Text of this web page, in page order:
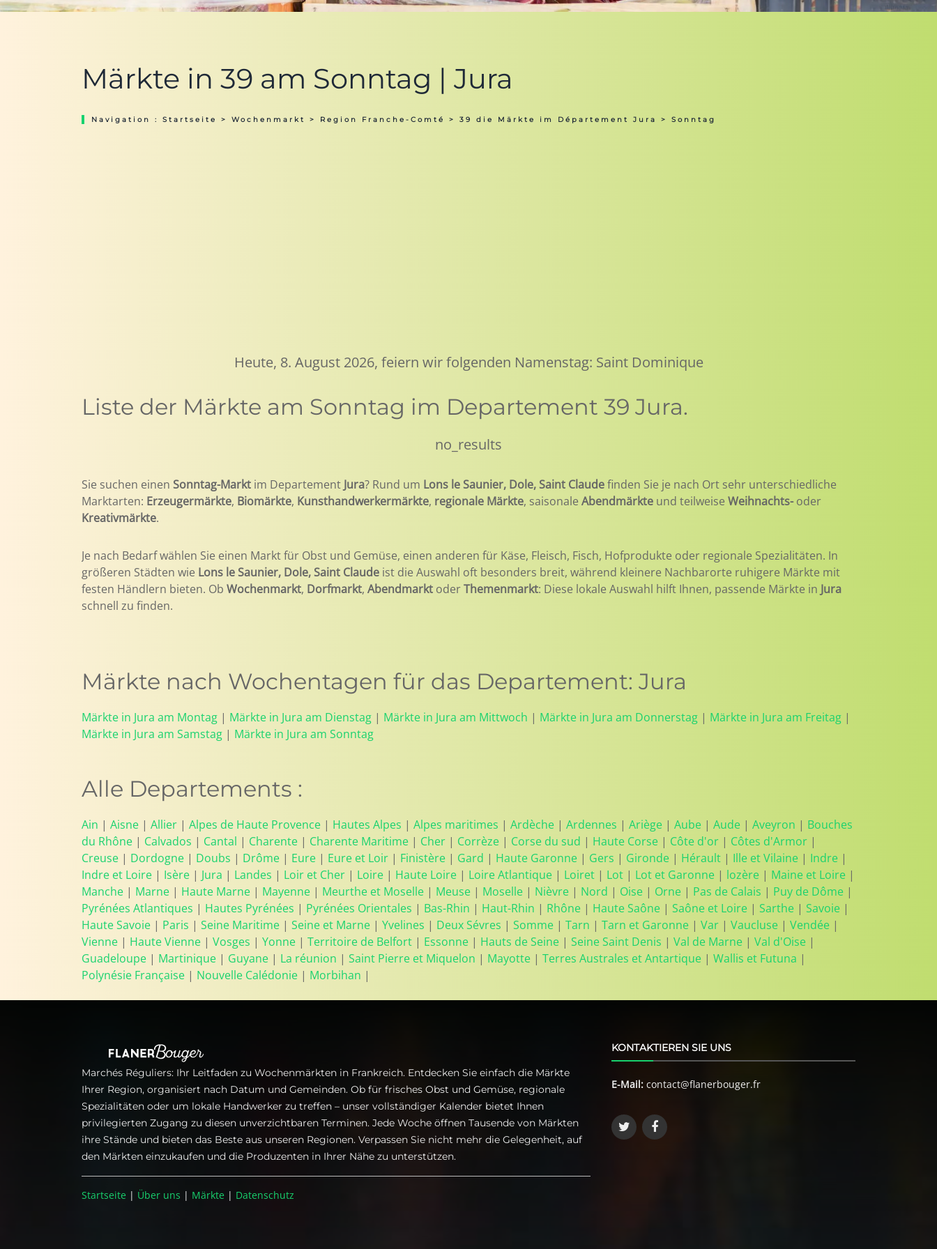
Märkte in 39 am Sonntag | Jura
Navigation : Startseite > Wochenmarkt > Region Franche-Comté > 39 die Märkte im Département Jura > Sonntag
Heute, 8. August 2026, feiern wir folgenden Namenstag: Saint Dominique
Liste der Märkte am Sonntag im Departement 39 Jura.
no_results
Sie suchen einen Sonntag-Markt im Departement Jura? Rund um Lons le Saunier, Dole, Saint Claudefinden Sie je nach Ort sehr unterschiedliche
Marktarten: Erzeugermärkte, Biomärkte, Kunsthandwerkermärkte, regionale Märkte, saisonale Abendmärkte und teilweise Weihnachts- oder
Kreativmärkte.
Je nach Bedarf wählen Sie einen Markt für Obst und Gemüse, einen anderen für Käse, Fleisch, Fisch, Hofprodukte oder regionale Spezialitäten. In
größeren Städten wie Lons le Saunier, Dole, Saint Claude ist die Auswahl oft besonders breit, während kleinere Nachbarorte ruhigere Märkte mit
festen Händlern bieten. Ob Wochenmarkt, Dorfmarkt, Abendmarkt oderThemenmarkt: Diese lokale Auswahl hilft Ihnen, passende Märkte in Jura
schnell zu finden.
Märkte nach Wochentagen für das Departement: Jura
Märkte in Jura am Montag | Märkte in Jura am Dienstag | Märkte in Jura am Mittwoch | Märkte in Jura am Donnerstag | Märkte in Jura am Freitag |
Märkte in Jura am Samstag | Märkte in Jura am Sonntag
Alle Departements :
Ain | Aisne | Allier | Alpes de Haute Provence | Hautes Alpes | Alpes maritimes | Ardèche | Ardennes | Ariège | Aube | Aude | Aveyron | Bouches
du Rhône | Calvados | Cantal | Charente | Charente Maritime | Cher | Corrèze | Corse du sud | Haute Corse | Côte d'or | Côtes d'Armor |
Creuse | Dordogne | Doubs | Drôme | Eure | Eure et Loir | Finistère | Gard | Haute Garonne | Gers | Gironde | Hérault | Ille et Vilaine | Indre |
Indre et Loire | Isère | Jura | Landes | Loir et Cher | Loire | Haute Loire | Loire Atlantique | Loiret | Lot | Lot et Garonne | lozère | Maine et Loire |
Manche | Marne | Haute Marne | Mayenne | Meurthe et Moselle | Meuse | Moselle | Nièvre | Nord | Oise | Orne | Pas de Calais | Puy de Dôme |
Pyrénées Atlantiques | Hautes Pyrénées | Pyrénées Orientales | Bas-Rhin | Haut-Rhin | Rhône | Haute Saône | Saône et Loire | Sarthe | Savoie |
Haute Savoie | Paris | Seine Maritime | Seine et Marne | Yvelines | Deux Sévres | Somme | Tarn | Tarn et Garonne | Var | Vaucluse | Vendée |
Vienne | Haute Vienne | Vosges | Yonne | Territoire de Belfort | Essonne | Hauts de Seine | Seine Saint Denis | Val de Marne | Val d'Oise |
Guadeloupe | Martinique | Guyane | La réunion | Saint Pierre et Miquelon | Mayotte | Terres Australes et Antartique | Wallis et Futuna |
Polynésie Française | Nouvelle Calédonie | Morbihan |
Marchés Réguliers: Ihr Leitfaden zu Wochenmärkten in Frankreich. Entdecken Sie einfach die Märkte
Ihrer Region, organisiert nach Datum und Gemeinden. Ob für frisches Obst und Gemüse, regionale
Spezialitäten oder um lokale Handwerker zu treffen – unser vollständiger Kalender bietet Ihnen
privilegierten Zugang zu diesen unverzichtbaren Terminen. Jede Woche öffnen Tausende von Märkten
ihre Stände und bieten das Beste aus unseren Regionen. Verpassen Sie nicht mehr die Gelegenheit, auf
den Märkten einzukaufen und die Produzenten in Ihrer Nähe zu unterstützen.
Startseite | Über uns | Märkte | Datenschutz
KONTAKTIEREN SIE UNS
E-Mail: contact@flanerbouger.fr